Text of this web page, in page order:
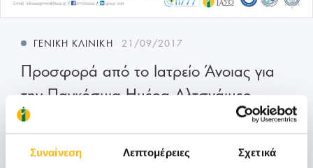
Συναίνεση Λεπτομέρειες Σχετικά
ΓΕΝΙΚΉ ΚΛΙΝΙΚΉ 21/09/2017
Προσφορά από το Ιατρείο Άνοιας για
την Παγκόσμια Ημέρα Αλτσχάιμερ
Το Ιατρείο Άνοιας του ΙΑΣΩ General, με
αφορμή την Παγκόσμια Ημέρα Αλτσχάιμερ (...